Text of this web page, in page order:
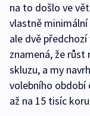
na to došlo ve
vlastně
ale dvě
znamená, že
skluzu, a my
volebního období
až na 15 tisíc